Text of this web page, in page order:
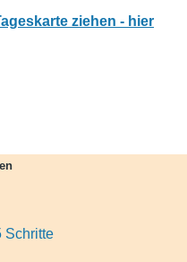
ziehen - hier